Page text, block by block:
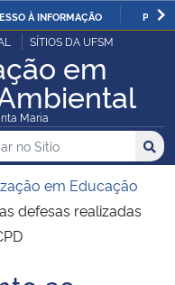
À INFORMAÇÃO
SÍTIOS DA UFSM
em
Maria
no no Sítio
em Educação
defesas realizadas